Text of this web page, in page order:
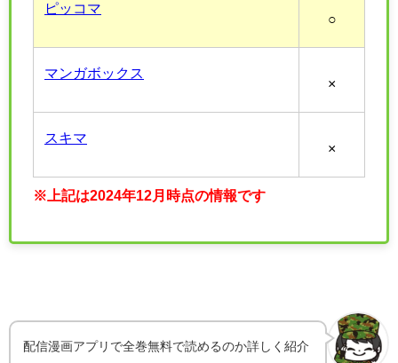
ピッコマ
○
マンガボックス
×
スキマ
×
※上記は2024年12月時点の情報です
配信漫画アプリで全巻無料で読めるのか詳しく紹介